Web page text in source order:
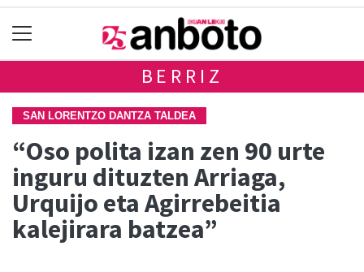
BERRIZ
SAN LORENTZO DANTZA TALDEA
“Oso polita izan zen 90 urte
inguru dituzten Arriaga,
Urquijo eta Agirrebeitia
kalejirara batzea”